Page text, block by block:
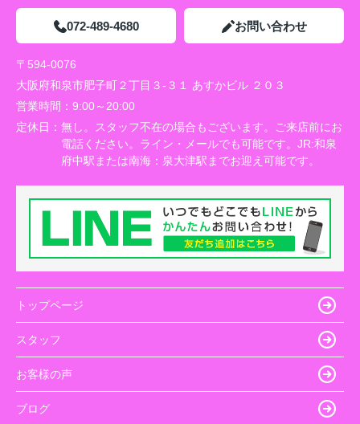
072-489-4680 お問い合わせ
〒594-0076
大阪府和泉市肥子町２丁目３-３１ あすかビル ２０３
営業時間： 9:00～20:00
定休日： 無し。スタッフ不在の場合もございます。ご来店前にお
電話ください。ライン・メールでも可能です。JR:和泉
府中駅または南海：泉大津駅までお迎え可能です。
トップページ
スタッフ
お客様の声
ブログ